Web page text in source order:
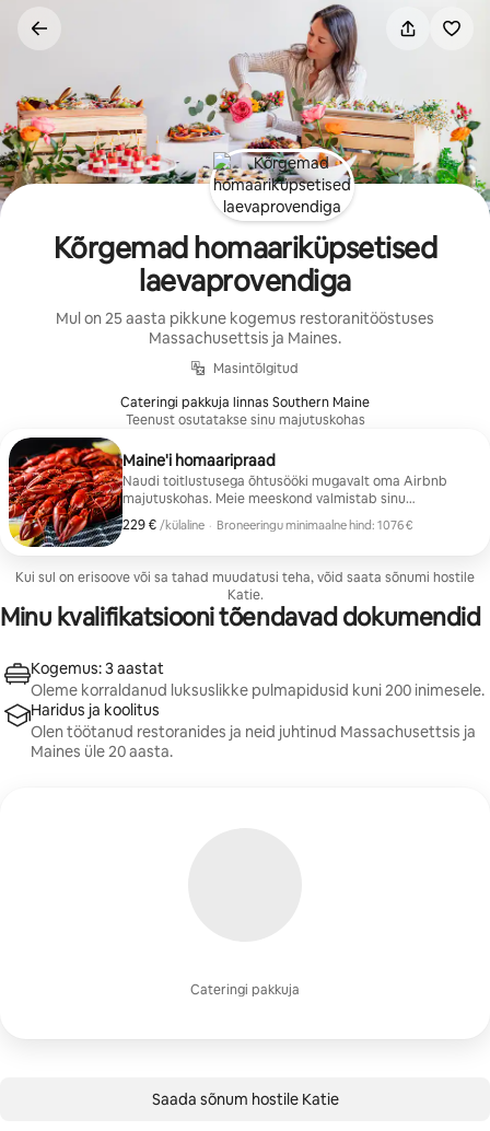
Kõrgemad homaariküpsetised
laevaprovendiga
Mul on 25 aasta pikkune kogemus restoranitööstuses
Massachusettsis ja Maines.
Masintõlgitud
Cateringi pakkuja linnas Southern Maine
Teenust osutatakse sinu majutuskohas
Maine'i homaaripraad
Naudi toitlustusega õhtusööki mugavalt oma Airbnb
majutuskohas. Meie meeskond valmistab sinu
seltskonnale värske ja maitsva Maine'i homaaripiruka,
kuid mõne peene nüansiga. Käsitööna valmistatud
Englandi karbikarbipüreesupp Aiasalat +
majaviinäädikas 1 1/2 naela Keedetud homaar (püütud
samal päeval Yorkis) Küüslaugu ja ürtidega röstitud
kartulid Pruunistatud mais + spinat küüslauguvõis
229 € /külaline
229 €/külaline · Broneeringu minimaalne hind: 1076 €
Kui sul on erisoove või sa tahad muudatusi teha, võid saata sõnumi hostile
Katie.
Minu kvalifikatsiooni tõendavad dokumendid
Cateringi pakkuja
Kogemus: 3 aastat
Oleme korraldanud luksuslikke pulmapidusid kuni 200 inimesele.
Haridus ja koolitus
Olen töötanud restoranides ja neid juhtinud Massachusettsis ja
Maines üle 20 aasta.
Saada sõnum hostile Katie